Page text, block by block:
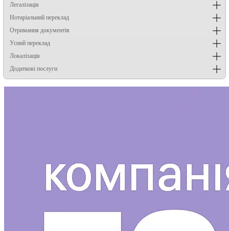
Легалізація
Нотаріальний переклад
Отримання документів
Усний переклад
Локалізація
Додаткові послуги